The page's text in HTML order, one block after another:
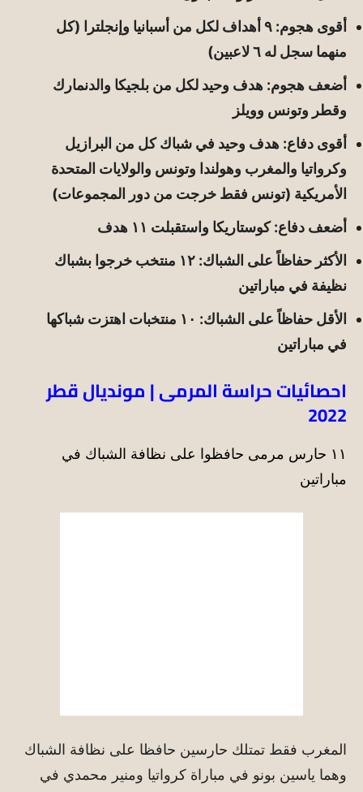
أقوى هجوم: ٩ أهداف لكل من أسبانيا وإنجلترا (كل
منهما سجل له ٦ لاعبين)
أضعف هجوم: هدف وحيد لكل من بلجيكا والدنمارك
وقطر وتونس وويلز
أقوى دفاع: هدف وحيد في شباك كل من البرازيل
وكرواتيا والمغرب وهولندا وتونس والولايات المتحدة
الأمريكية (تونس فقط خرجت من دور المجموعات)
أضعف دفاع: كوستاريكا واستقبلت ١١ هدف
الأكثر حفاظاً على الشباك: ١٢ منتخب خرجوا بشباك
نظيفة في مباراتين
الأقل حفاظاً على الشباك: ١٠ منتخبات اهتزت شباكها
في مباراتين
احصائيات حراسة المرمى | مونديال قطر
2022
١١ حارس مرمى حافظوا على نظافة الشباك في
مباراتين
المغرب فقط تمتلك حارسين حافظا على نظافة الشباك
وهما ياسين بونو في مباراة كرواتيا ومنير محمدي في